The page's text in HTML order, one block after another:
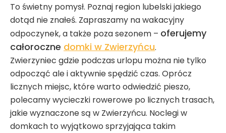
To świetny pomysł. Poznaj region lubelski jakiego
dotąd nie znałeś. Zapraszamy na wakacyjny
odpoczynek, a także poza sezonem – oferujemy
całoroczne domki w Zwierzyńcu.
Zwierzyniec gdzie podczas urlopu można nie tylko
odpocząć ale i aktywnie spędzić czas. Oprócz
licznych miejsc, które warto odwiedzić pieszo,
polecamy wycieczki rowerowe po licznych trasach,
jakie wyznaczone są w Zwierzyńcu. Noclegi w
domkach to wyjątkowo sprzyjająca takim